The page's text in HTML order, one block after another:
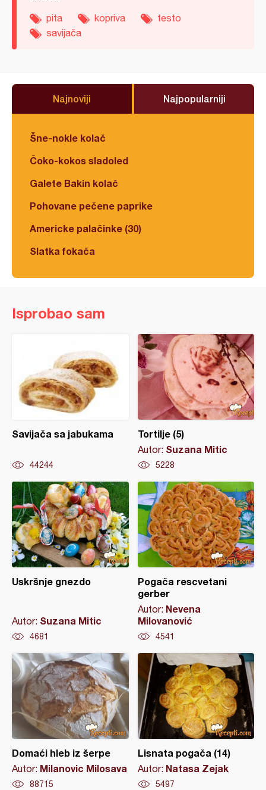
pita kopriva
testo
savijača
Najnoviji Najpopularniji
Šne-nokle kolač
Čoko-kokos sladoled
Galete Bakin kolač
Pohovane pečene paprike
Americke palačinke (30)
Slatka fokača
Isprobao sam
Savijača sa jabukama
44244
Tortilje (5)
Autor: Suzana Mitic
5228
Uskršnje gnezdo
Autor: Suzana Mitic
4681
Pogača rescvetani
gerber
Autor: Nevena
Milovanović
4541
Domaći hleb iz šerpe
Autor: Milanovic Milosava
88715
Lisnata pogača (14)
Autor: Natasa Zejak
5497